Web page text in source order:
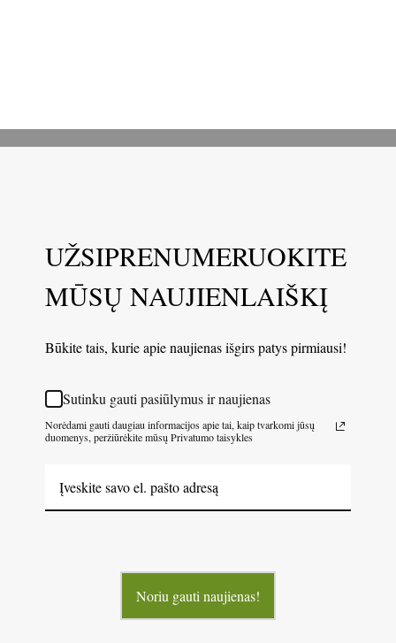
UŽSIPRENUMERUOKITE
MŪSŲ NAUJIENLAIŠKĮ
Būkite tais, kurie apie naujienas išgirs patys pirmiausi!
Sutinku gauti pasiūlymus ir naujienas
Norėdami gauti daugiau informacijos apie tai, kaip tvarkomi jūsų
duomenys, peržiūrėkite mūsų Privatumo taisykles
Noriu gauti naujienas!